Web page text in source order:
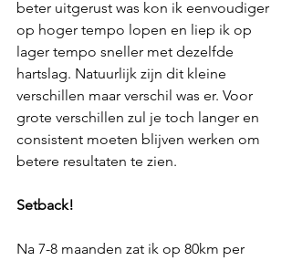
beter uitgerust was kon ik eenvoudiger
op hoger tempo lopen en liep ik op
lager tempo sneller met dezelfde
hartslag. Natuurlijk zijn dit kleine
verschillen maar verschil was er. Voor
grote verschillen zul je toch langer en
consistent moeten blijven werken om
betere resultaten te zien.
Setback!
Na 7-8 maanden zat ik op 80km per